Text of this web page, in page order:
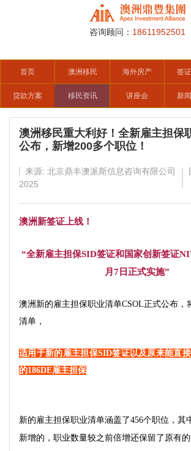
咨询顾问： 18611952501
首页 澳洲移民 海外房产 签
贷款方案 移民资讯 讲座会 新
澳洲移民重大利好！全新雇主担保
公布，新增200多个职位！
来源: 北京鼎丰澳派斯信息咨询有限公司
2025
澳洲新签证上线！
“全新雇主担保SID签证和国家创新签证
月7日正式实施”
澳洲新的雇主担保职业清单CSOL正式公布，
清单，
适用于新的雇主担保SID签证以及原来能直接
的186DE雇主担保
新的雇主担保职业清单涵盖了456个职位，其
新增的，职业数量较之前倍增还保留了原有的